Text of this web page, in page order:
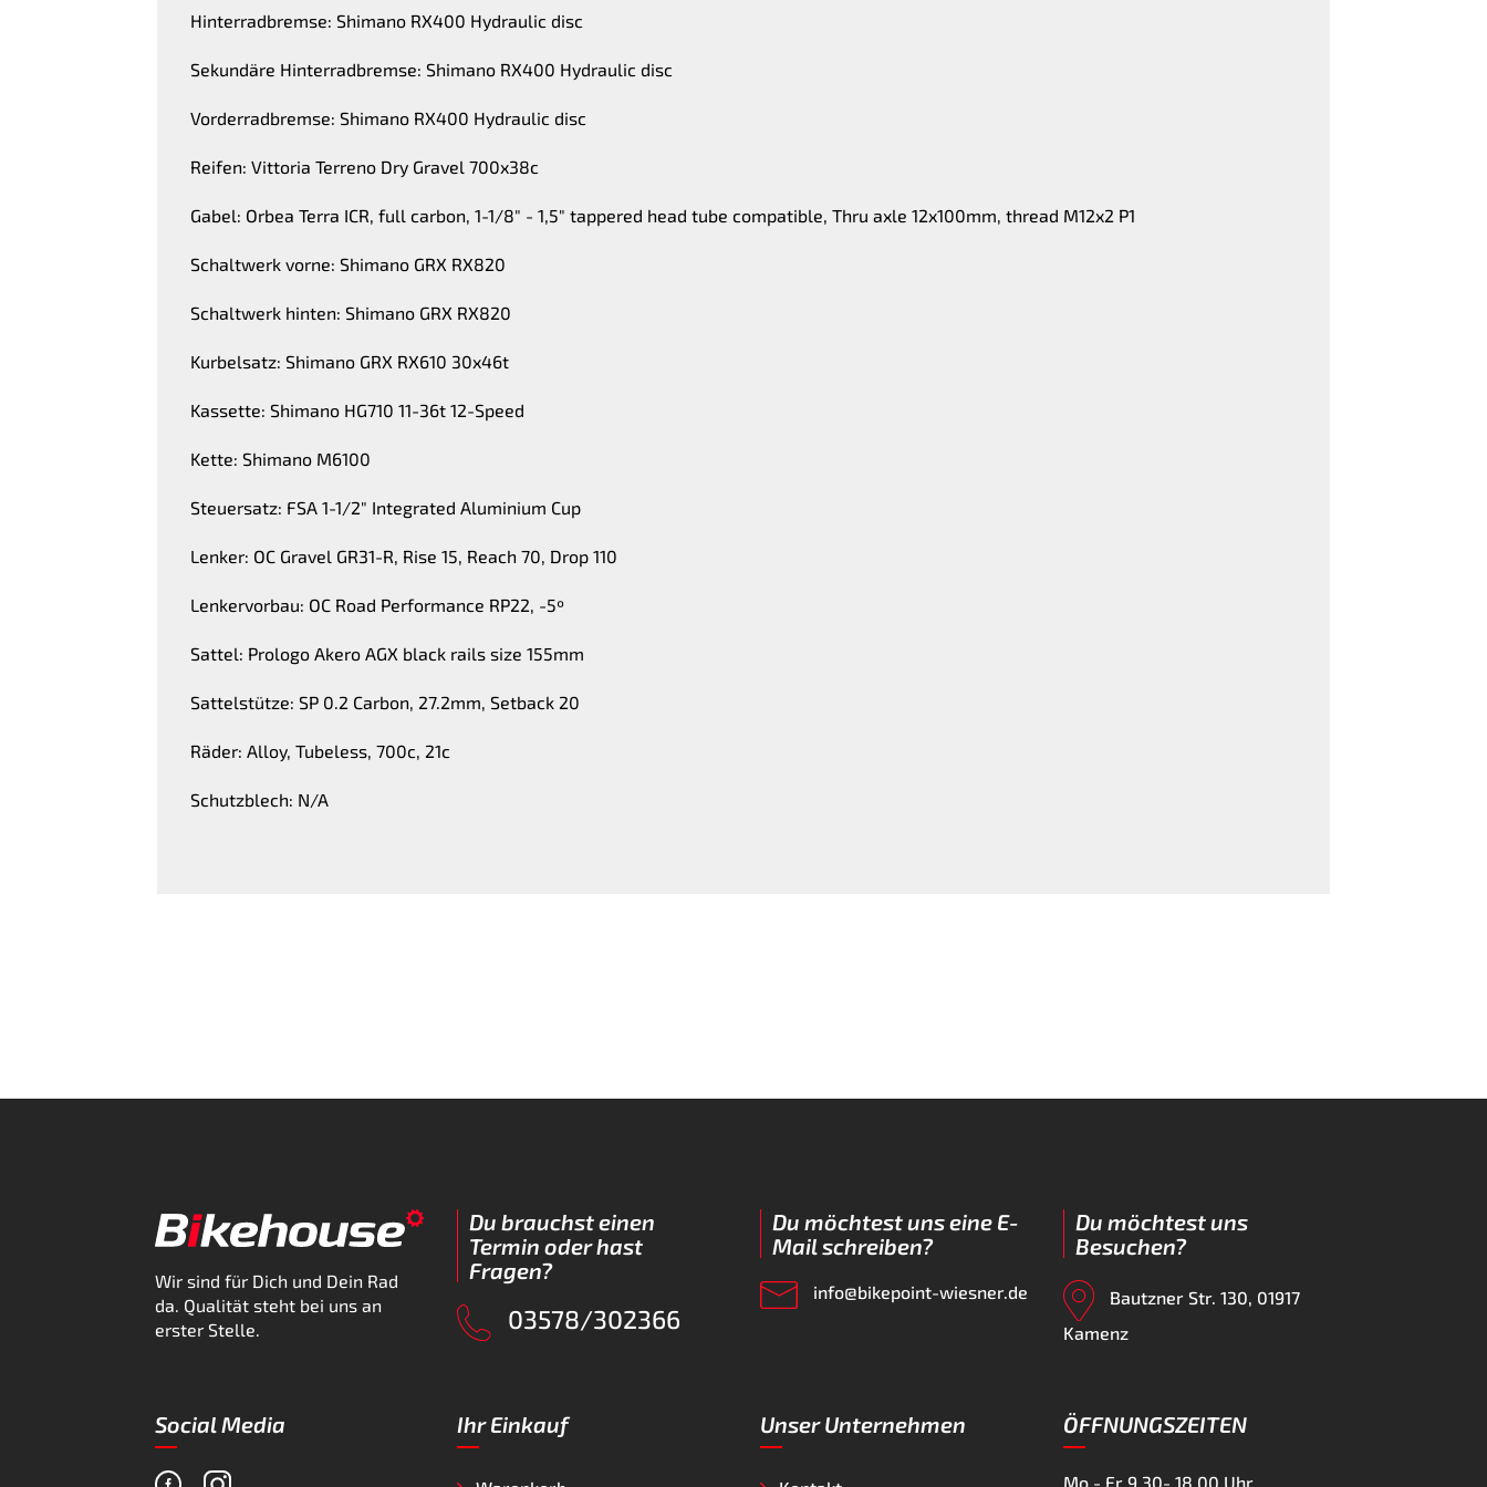
Hinterradbremse: Shimano RX400 Hydraulic disc
Sekundäre Hinterradbremse: Shimano RX400 Hydraulic disc
Vorderradbremse: Shimano RX400 Hydraulic disc
Reifen: Vittoria Terreno Dry Gravel 700x38c
Gabel: Orbea Terra ICR, full carbon, 1-1/8" - 1,5" tappered head tube compatible, Thru axle 12x100mm, thread M12x2 P1
Schaltwerk vorne: Shimano GRX RX820
Schaltwerk hinten: Shimano GRX RX820
Kurbelsatz: Shimano GRX RX610 30x46t
Kassette: Shimano HG710 11-36t 12-Speed
Kette: Shimano M6100
Steuersatz: FSA 1-1/2" Integrated Aluminium Cup
Lenker: OC Gravel GR31-R, Rise 15, Reach 70, Drop 110
Lenkervorbau: OC Road Performance RP22, -5º
Sattel: Prologo Akero AGX black rails size 155mm
Sattelstütze: SP 0.2 Carbon, 27.2mm, Setback 20
Räder: Alloy, Tubeless, 700c, 21c
Schutzblech: N/A
Wir sind für Dich und Dein Rad
da. Qualität steht bei uns an
erster Stelle.
Du brauchst einen
Termin oder hast
Fragen?
03578/302366
Du möchtest uns eine E-
Mail schreiben?
info@bikepoint-wiesner.de
Du möchtest uns
Besuchen?
Bautzner Str. 130, 01917
Kamenz
Social Media Ihr Einkauf Unser Unternehmen ÖFFNUNGSZEITEN
Mo - Fr 9.30- 18.00 Uhr